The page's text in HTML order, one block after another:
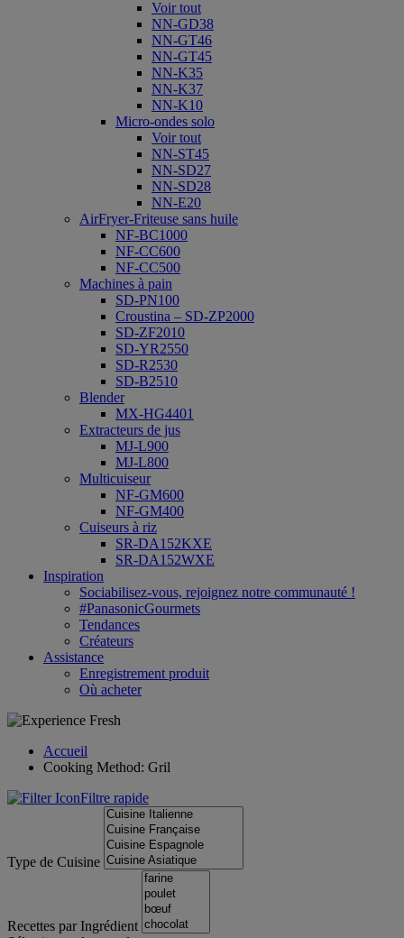
Voir tout
NN-GD38
NN-GT46
NN-GT45
NN-K35
NN-K37
NN-K10
Micro-ondes solo
Voir tout
NN-ST45
NN-SD27
NN-SD28
NN-E20
AirFryer-Friteuse sans huile
NF-BC1000
NF-CC600
NF-CC500
Machines à pain
SD-PN100
Croustina – SD-ZP2000
SD-ZF2010
SD-YR2550
SD-R2530
SD-B2510
Blender
MX-HG4401
Extracteurs de jus
MJ-L900
MJ-L800
Multicuiseur
NF-GM600
NF-GM400
Cuiseurs à riz
SR-DA152KXE
SR-DA152WXE
Inspiration
Sociabilisez-vous, rejoignez notre communauté !
#PanasonicGourmets
Tendances
Créateurs
Assistance
Enregistrement produit
Où acheter
Accueil
Cooking Method: Gril
Filtre rapide
Type de Cuisine
Recettes par Ingrédient